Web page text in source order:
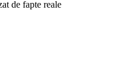
de fapte reale